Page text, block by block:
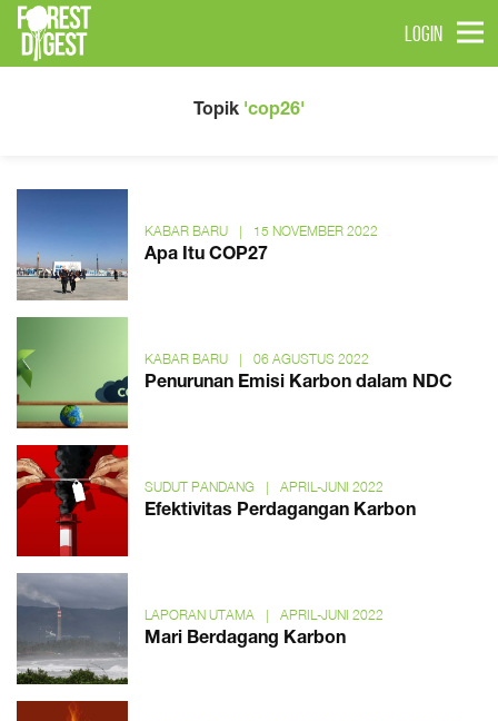
LOGIN
Topik 'cop26'
KABAR BARU | 15 NOVEMBER 2022
Apa Itu COP27
KABAR BARU | 06 AGUSTUS 2022
Penurunan Emisi Karbon dalam NDC
SUDUT PANDANG | APRIL-JUNI 2022
Efektivitas Perdagangan Karbon
LAPORAN UTAMA | APRIL-JUNI 2022
Mari Berdagang Karbon